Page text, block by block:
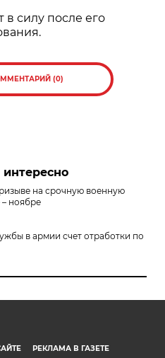
в силу после его
(0)
на срочную военную
ноябре
в армии счет отработки по
РЕКЛАМА В ГАЗЕТЕ